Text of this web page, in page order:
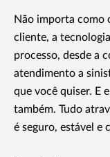
Não importa como
cliente, a
processo, desde a
atendimento a
que você quiser. E
também. Tudo
é seguro, estável e